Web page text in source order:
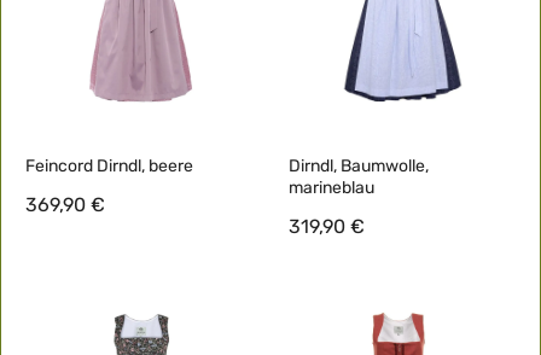
Feincord Dirndl, beere
369,90 €
Dirndl, Baumwolle,
marineblau
319,90 €